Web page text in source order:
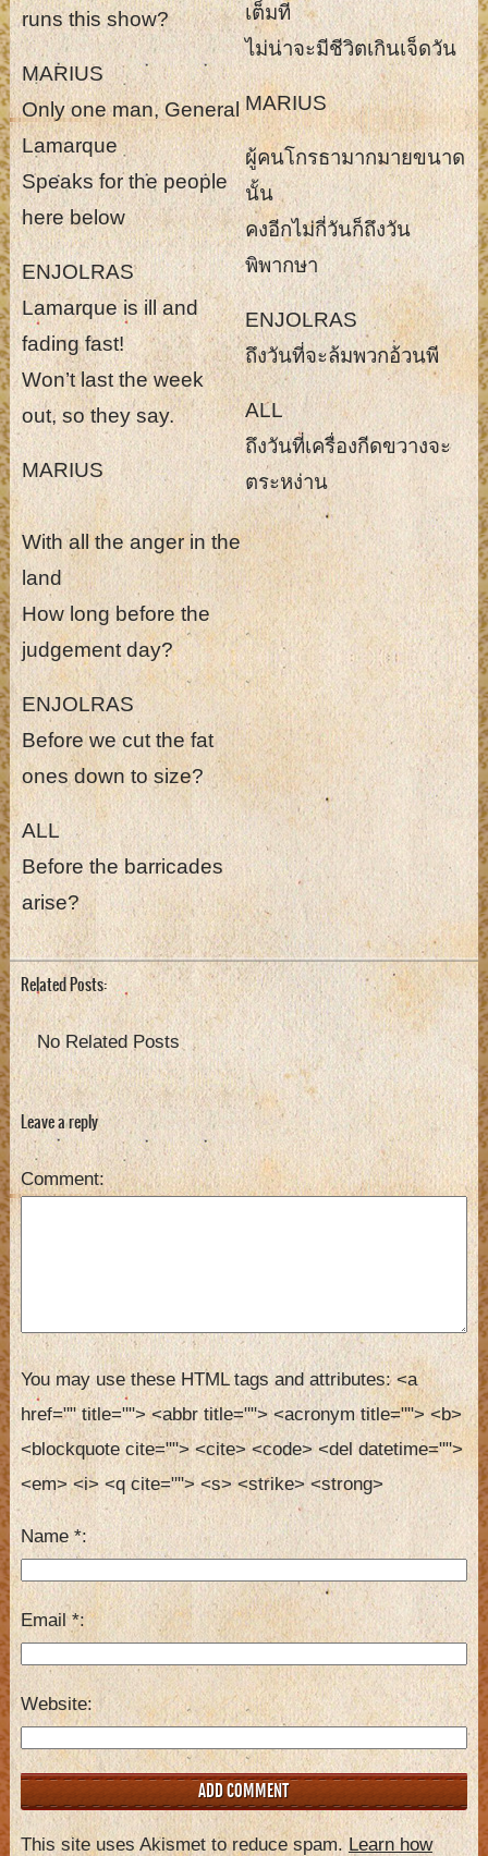
runs this show?
MARIUS
Only one man, General
Lamarque
Speaks for the people
here below
ENJOLRAS
Lamarque is ill and
fading fast!
Won’t last the week
out, so they say.
MARIUS
With all the anger in the
land
How long before the
judgement day?
ENJOLRAS
Before we cut the fat
ones down to size?
ALL
Before the barricades
arise?
เต็มที
ไม่น่าจะมีชีวิตเกินเจ็ดวัน
MARIUS
ผู้คนโกรธามากมายขนาด
นั้น
คงอีกไม่กี่วันก็ถึงวัน
พิพากษา
ENJOLRAS
ถึงวันที่จะล้มพวกอ้วนพี
ALL
ถึงวันที่เครื่องกีดขวางจะ
ตระหง่าน
Related Posts:
No Related Posts
Leave a reply
Comment
You may use these HTML tags and attributes:<a
href="" title=""> <abbr title=""> <acronym title=""> <b>
<blockquote cite=""> <cite> <code> <del datetime="">
<em> <i> <q cite=""> <s> <strike> <strong>
Name *
Email*
Website
This site uses Akismet to reduce spam. Learn how